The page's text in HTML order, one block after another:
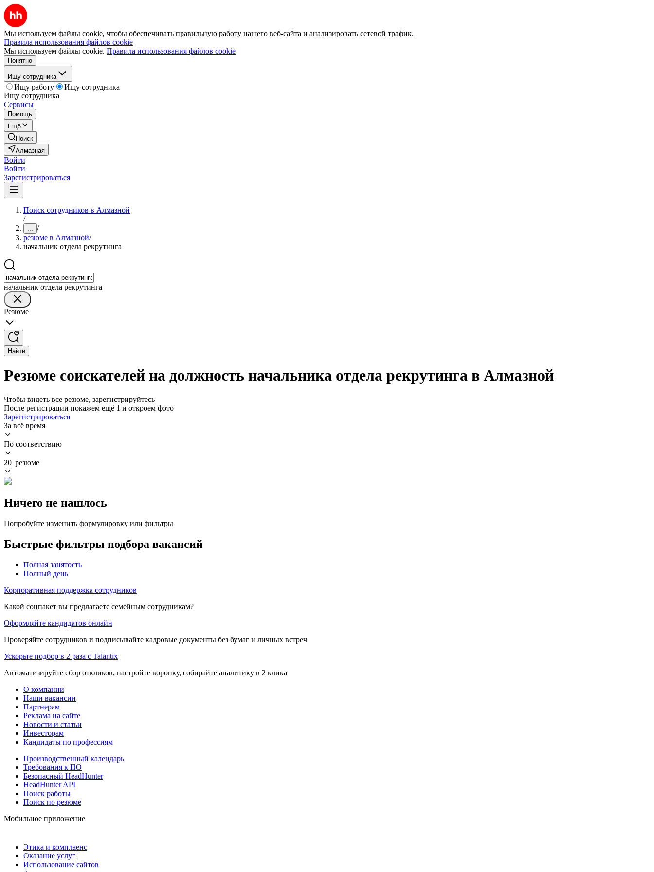
Мы используем файлы cookie, чтобы обеспечивать правильную работу нашего веб-сайта и анализировать сетевой трафик.
Правила использования файлов cookie
Мы используем файлы cookie. Правила использования файлов cookie
Понятно
Ищу сотрудника
Ищу работу
Ищу сотрудника
Ищу сотрудника
Сервисы
Помощь
Ещё
Поиск
Алмазная
Войти
Войти
Зарегистрироваться
Поиск сотрудников в Алмазной
/
... /
резюме в Алмазной/
начальник отдела рекрутинга
начальник отдела рекрутинга
Резюме
Найти
Резюме соискателей на должность начальника отдела рекрутинга в Алмазной
Чтобы видеть все резюме, зарегистрируйтесь
После регистрации покажем ещё 1 и откроем фото
Зарегистрироваться
За всё время
По соответствию
20 резюме
Ничего не нашлось
Попробуйте изменить формулировку или фильтры
Быстрые фильтры подбора вакансий
Полная занятость
Полный день
Корпоративная поддержка сотрудников
Какой соцпакет вы предлагаете семейным сотрудникам?
Оформляйте кандидатов онлайн
Проверяйте сотрудников и подписывайте кадровые документы без бумаг и личных встреч
Ускорьте подбор в 2 раза с Talantix
Автоматизируйте сбор откликов, настройте воронку, собирайте аналитику в 2 клика
О компании
Наши вакансии
Партнерам
Реклама на сайте
Новости и статьи
Инвесторам
Кандидаты по профессиям
Производственный календарь
Требования к ПО
Безопасный HeadHunter
HeadHunter API
Поиск работы
Поиск по резюме
Мобильное приложение
Этика и комплаенс
Оказание услуг
Использование сайтов